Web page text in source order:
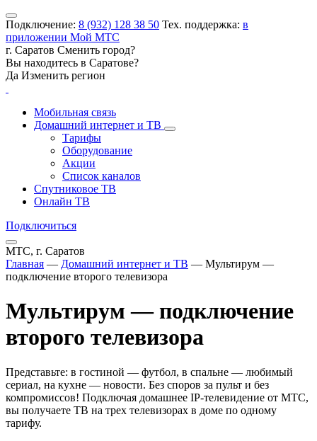
Подключение: 8 (932) 128 38 50 Тех. поддержка: в
приложении Мой МТС
г. Саратов Сменить город?
Вы находитесь в Саратове?
Да Изменить регион
Мобильная связь
Домашний интернет и ТВ
Тарифы
Оборудование
Акции
Список каналов
Спутниковое ТВ
Онлайн ТВ
Подключиться
МТС, г. Саратов
Главная — Домашний интернет и ТВ — Мультирум —
подключение второго телевизора
Мультирум — подключение
второго телевизора
Представьте: в гостиной — футбол, в спальне — любимый
сериал, на кухне — новости. Без споров за пульт и без
компромиссов! Подключая домашнее IP-телевидение от МТС,
вы получаете ТВ на трех телевизорах в доме по одному
тарифу.